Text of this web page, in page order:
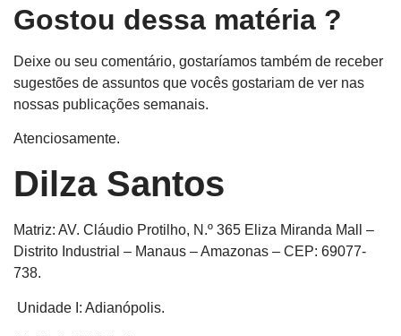
Gostou dessa matéria ?
Deixe ou seu comentário, gostaríamos também de receber
sugestões de assuntos que vocês gostariam de ver nas
nossas publicações semanais.
Atenciosamente.
Dilza Santos
Matriz: AV. Cláudio Protilho, N.º 365 Eliza Miranda Mall –
Distrito Industrial – Manaus – Amazonas – CEP: 69077-
738.
Unidade I: Adianópolis.